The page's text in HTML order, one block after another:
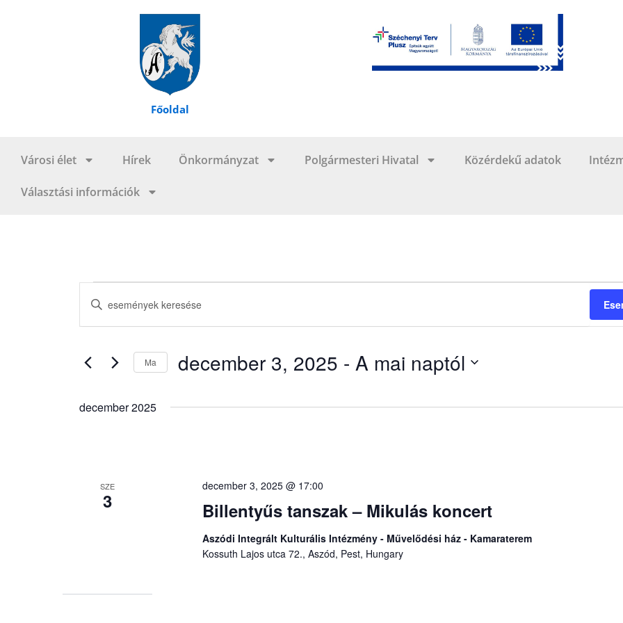
Főoldal
Városi élet Hírek Önkormányzat Polgármesteri Hivatal Közérdekű adatok
Választási információk
keresése
és
választás
Írja
a
meg
-
Ma december 3, 2025 - A mai naptól
december 2025
SZE
3 Billentyűs tanszak – Mikulás koncert
december 3, 2025 @ 17:00
Aszódi Integrált Kulturális Intézmény - Művelődési ház - Kamaraterem
Kossuth Lajos utca 72., Aszód, Pest, Hungary